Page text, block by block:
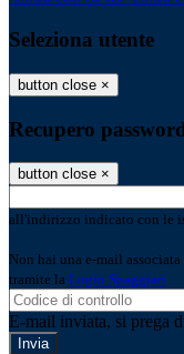
Seleziona utente
button close ×
Recupero
button close ×
all'indirizzo indicato con le
Non hai una e-mail
tramite la Login Spaggiari
E-mail inviata, si prega